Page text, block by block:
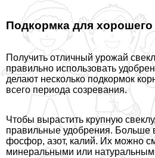
Подкормка для хорошего
Получить отличный урожай
правильно использовать
делают несколько подкормок
всего периода созревания.
Чтобы вырастить крупную
правильные удобрения. Больше
фосфор, азот, калий. Их можно
минеральными или